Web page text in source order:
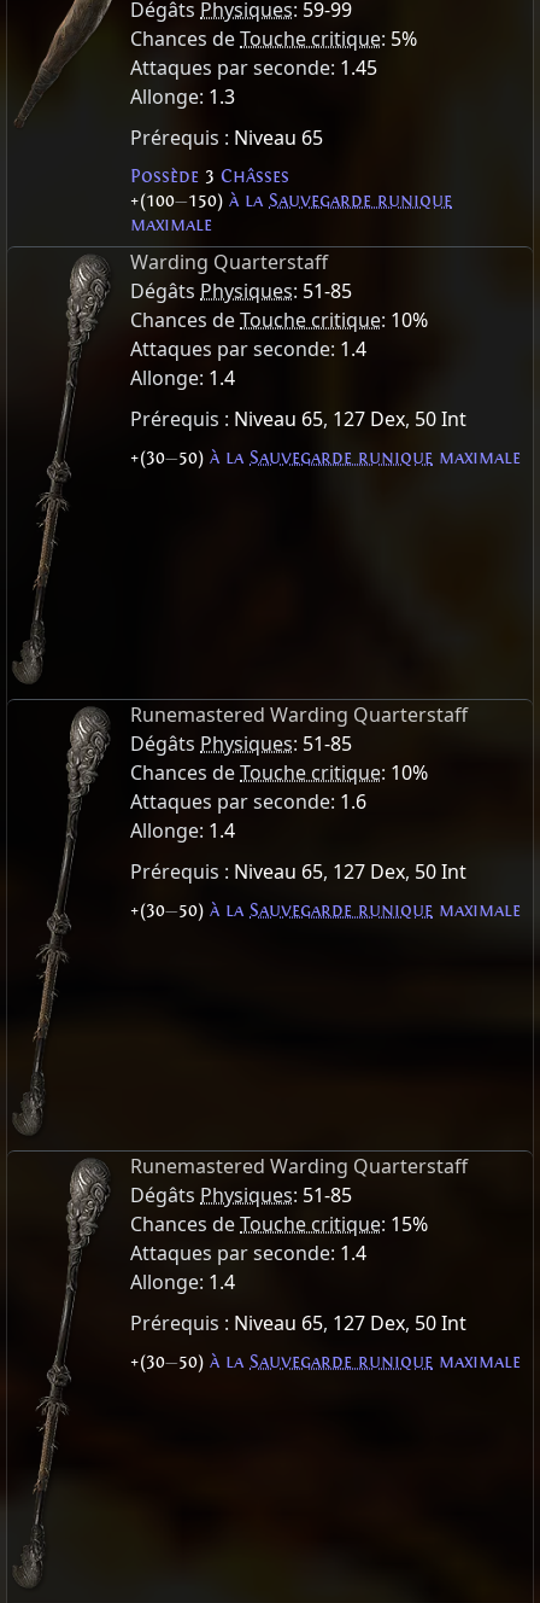
Dégâts Physiques: 59-99
Chances deTouche critique: 5%
Attaques par seconde: 1.45
Allonge: 1.3
Prérequis : Niveau 65
Possède 3 Châsses
+(100—150) à la Sauvegarde runique
maximale
Warding Quarterstaff
Dégâts Physiques: 51-85
Chances deTouche critique: 10%
Attaques par seconde: 1.4
Allonge: 1.4
Prérequis : Niveau 65, 127 Dex, 50 Int
+(30—50) à la Sauvegarde runique maximale
Runemastered Warding Quarterstaff
Dégâts Physiques: 51-85
Chances deTouche critique: 10%
Attaques par seconde: 1.6
Allonge: 1.4
Prérequis : Niveau 65, 127 Dex, 50 Int
+(30—50) à la Sauvegarde runique maximale
Runemastered Warding Quarterstaff
Dégâts Physiques: 51-85
Chances deTouche critique: 15%
Attaques par seconde: 1.4
Allonge: 1.4
Prérequis : Niveau 65, 127 Dex, 50 Int
+(30—50) à la Sauvegarde runique maximale